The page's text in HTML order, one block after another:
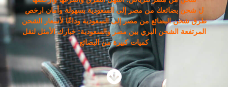
ل شحن بضائعك من مصر إلى السعودية بسهولة وأمان ارخص
طرق شحن البضائع من مصر إلى السعودية وداعًا لأسعار الشحن
المرتفعة الشحن البري بين مصر والسعودية: خيارك الأمثل لنقل
كميات كبيرة من البضائع